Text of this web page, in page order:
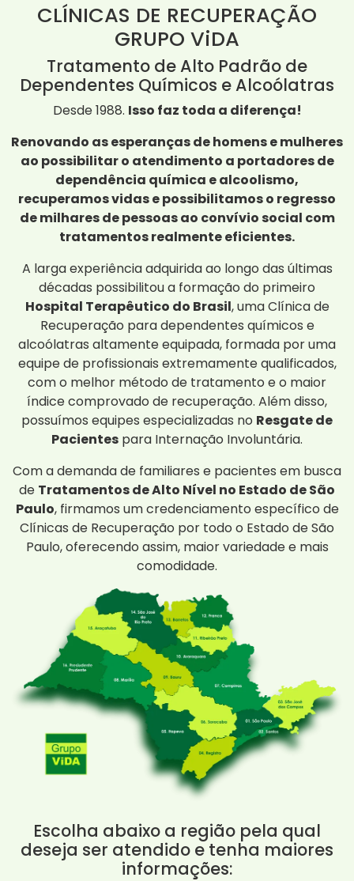
CLÍNICAS DE RECUPERAÇÃO
GRUPO ViDA
Tratamento de Alto Padrão de
Dependentes Químicos e Alcoólatras
Desde 1988. Isso faz toda a diferença!
Renovando as esperanças de homens e mulheres
ao possibilitar o atendimento a portadores de
dependência química e alcoolismo,
recuperamos vidas e possibilitamos o regresso
de milhares de pessoas ao convívio social com
tratamentos realmente eficientes.
A larga experiência adquirida ao longo das últimas
décadas possibilitou a formação do primeiro
Hospital Terapêutico do Brasil, uma Clínica de
Recuperação para dependentes químicos e
alcoólatras altamente equipada, formada por uma
equipe de profissionais extremamente qualificados,
com o melhor método de tratamento e o maior
índice comprovado de recuperação. Além disso,
possuímos equipes especializadas no Resgate de
Pacientes para Internação Involuntária.
Com a demanda de familiares e pacientes em busca
de Tratamentos de Alto Nível no Estado de São
Paulo, firmamos um credenciamento específico de
Clínicas de Recuperação por todo o Estado de São
Paulo, oferecendo assim, maior variedade e mais
comodidade.
Escolha abaixo a região pela qual
deseja ser atendido e tenha maiores
informações: